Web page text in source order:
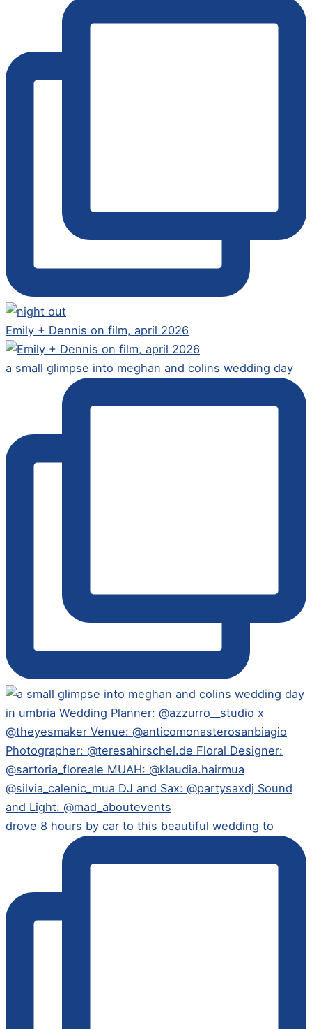
Emily + Dennis on film, april 2026
a small glimpse into meghan and colins wedding day
drove 8 hours by car to this beautiful wedding to